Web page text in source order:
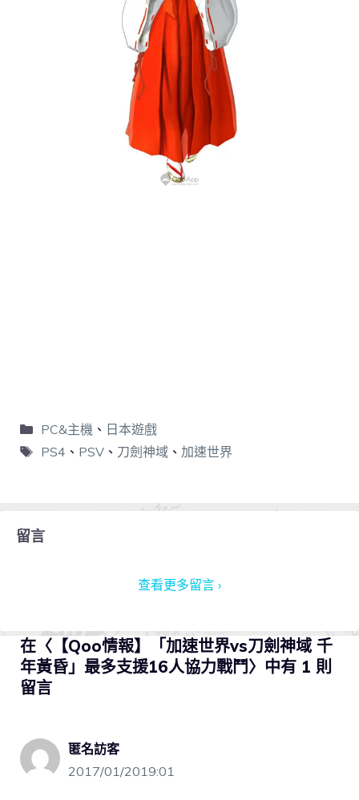
PC&主機、 日本遊戲
PS4 、 PSV、 刀劍神域、 加速世界
留言
查看更多留言 ›
在〈【Qoo情報】「加速世界vs刀劍神域 千
年黃昏」最多支援16人協力戰鬥〉中有 1 則
留言
匿名訪客
2017/01/2019:01